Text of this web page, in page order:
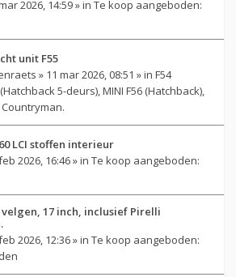
2026, 14:59 » in Te koop aangeboden:
unit F55
» 11 mar 2026, 08:51 » in F54
5-deurs), MINI F56 (Hatchback),
Countryman.
LCI stoffen interieur
2026, 16:46 » in Te koop aangeboden:
17 inch, inclusief Pirelli
2026, 12:36 » in Te koop aangeboden: